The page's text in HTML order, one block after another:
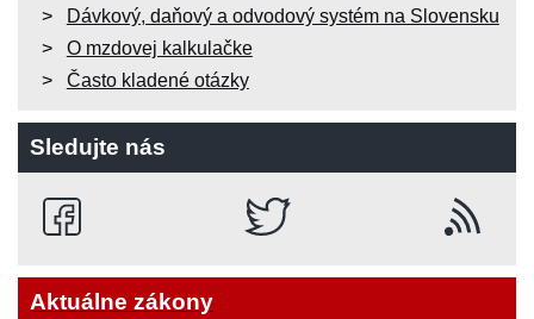
Dávkový, daňový a odvodový systém na Slovensku
O mzdovej kalkulačke
Často kladené otázky
Sledujte nás
Aktuálne zákony